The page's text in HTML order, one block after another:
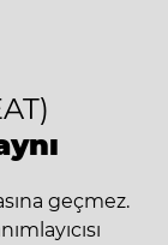
geçmez.